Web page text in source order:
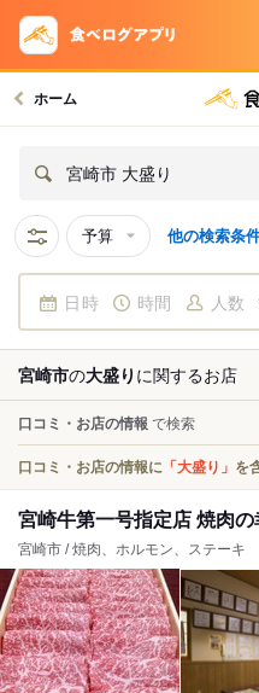
ホーム
宮崎市 大盛り
予算 他の検索条
日時 時間 人数
宮崎市の大盛り に関するお店
口コミ・お店の情報 で検索
口コミ・お店の情報に 「大盛り」 を
宮崎牛第一号指定店 焼肉
宮崎市 / 焼肉、ホルモン、ステーキ